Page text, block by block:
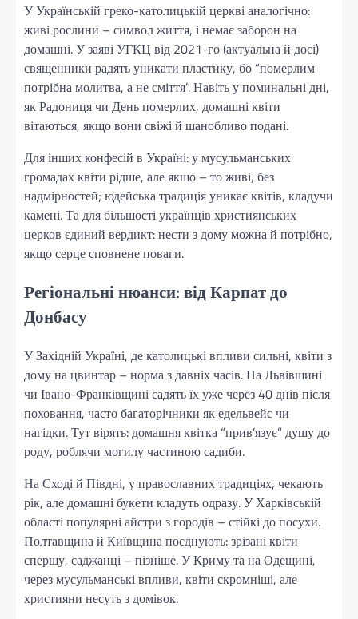
У Українській греко-католицькій церкві аналогічно:
живі рослини – символ життя, і немає заборон на
домашні. У заяві УГКЦ від 2021-го (актуальна й досі)
священники радять уникати пластику, бо “померлим
потрібна молитва, а не сміття”. Навіть у поминальні дні,
як Радониця чи День померлих, домашні квіти
вітаються, якщо вони свіжі й шанобливо подані.
Для інших конфесій в Україні: у мусульманських
громадах квіти рідше, але якщо – то живі, без
надмірностей; юдейська традиція уникає квітів, кладучи
камені. Та для більшості українців християнських
церков єдиний вердикт: нести з дому можна й потрібно,
якщо серце сповнене поваги.
Регіональні нюанси: від Карпат до
Донбасу
У Західній Україні, де католицькі впливи сильні, квіти з
дому на цвинтар – норма з давніх часів. На Львівщині
чи Івано-Франківщині садять їх уже через 40 днів після
поховання, часто багаторічники як едельвейс чи
нагідки. Тут вірять: домашня квітка “прив’язує” душу до
роду, роблячи могилу частиною садиби.
На Сході й Півдні, у православних традиціях, чекають
рік, але домашні букети кладуть одразу. У Харківській
області популярні айстри з городів – стійкі до посухи.
Полтавщина й Київщина поєднують: зрізані квіти
спершу, саджанці – пізніше. У Криму та на Одещині,
через мусульманські впливи, квіти скромніші, але
християни несуть з домівок.